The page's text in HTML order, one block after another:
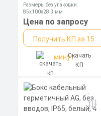
корпуса 51х26х21,8мм
Размеры без упаковки:
85x100x28.3 мм
Степень пылевлагозащиты: IP67
Цена по запросу
Получить КП за 15
минутСкачать
КП